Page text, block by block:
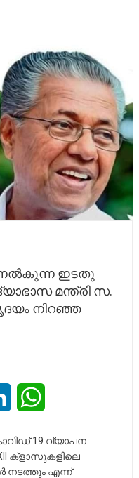
നൽകുന്ന ഇടതു
മന്ത്രി സ.
നിറഞ്ഞ
LinkedIn
19 വ്യാപന
XII ക്‌ളാസുകളിലെ
നടത്തും എന്ന്